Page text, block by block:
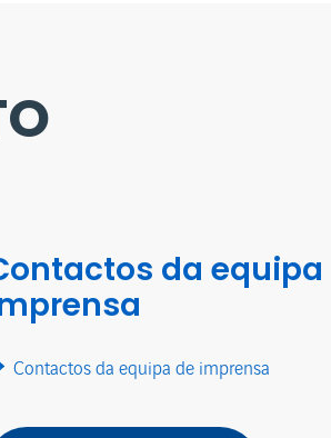
da equipa
Contactos da equipa de imprensa